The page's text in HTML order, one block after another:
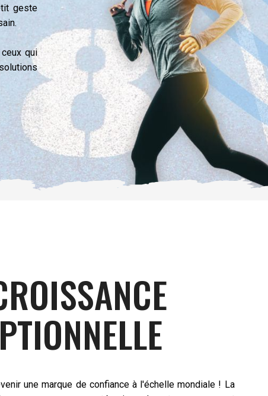
geste
qui
une marque de confiance à l'échelle mondiale ! La